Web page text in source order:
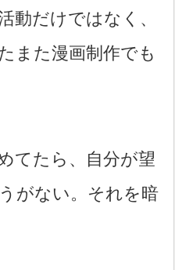
動だけではなく、
また漫画制作でも
てたら、自分が望
がない。それを暗